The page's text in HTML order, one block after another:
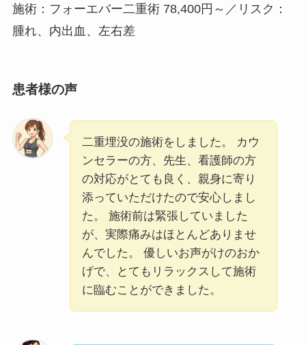
施術：フォーエバー二重術 78,400円～／リスク：
腫れ、内出血、左右差
患者様の声
二重埋没の施術をしました。 カウ
ンセラーの方、先生、看護師の方
の対応がとても良く、親身に寄り
添っていただけたので安心しまし
た。 施術前は緊張していました
が、実際痛みはほとんどありませ
んでした。 優しいお声がけのおか
げで、とてもリラックスして施術
に臨むことができました。